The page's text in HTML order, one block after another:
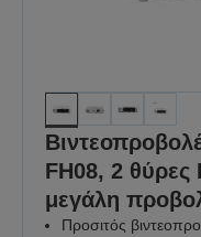
FH08, 2 θύρες
μεγάλη
Προσιτός